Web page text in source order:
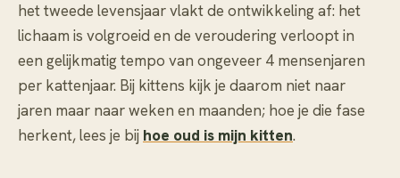
het tweede levensjaar vlakt de ontwikkeling af: het
lichaam is volgroeid en de veroudering verloopt in
een gelijkmatig tempo van ongeveer 4 mensenjaren
per kattenjaar. Bij kittens kijk je daarom niet naar
jaren maar naar weken en maanden; hoe je die fase
herkent, lees je bij hoe oud is mijn kitten.